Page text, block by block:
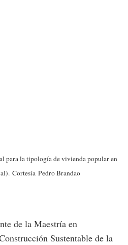
para la tipología de vivienda popular en
Cortesía Pedro Brandao
de la Maestría en
Sustentable de la